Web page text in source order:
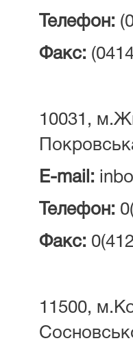
Телефон:
Факс:
10031,
E-mail:
Телефон:
Факс:
11500,